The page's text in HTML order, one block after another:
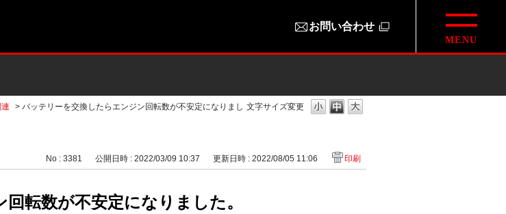
お問い合わせ
文字サイズ変更
> バッテリーを交換したらエンジン回転数が不安定になりまし
No : 3381 公開日時 : 2022/03/09 10:37 更新日時 : 2022/08/05 11:06 印刷
転数が不安定になりました。